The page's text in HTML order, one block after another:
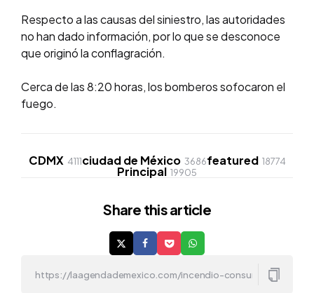
Respecto a las causas del siniestro, las autoridades
no han dado información, por lo que se desconoce
que originó la conflagración.
Cerca de las 8:20 horas, los bomberos sofocaron el
fuego.
CDMX 4111ciudad de México 3686featured 18774
Principal 19905
Share this article